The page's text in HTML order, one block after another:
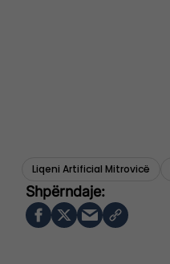
Liqeni Artificial Mitrovicë